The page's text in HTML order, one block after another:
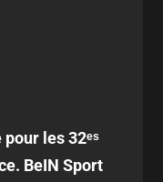
les 32ᵉˢ
BeIN Sport